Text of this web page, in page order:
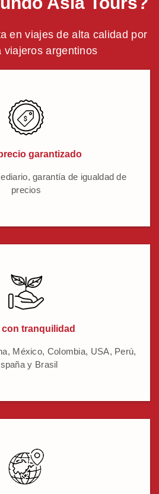
en viajes de alta calidad por
viajeros argentinos
garantizado
garantía de igualdad de
precios
con tranquilidad
México, Colombia, USA, Perú,
y Brasil